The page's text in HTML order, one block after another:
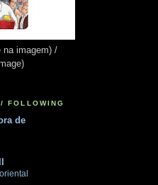
na imagem) /
FOLLOWING
de